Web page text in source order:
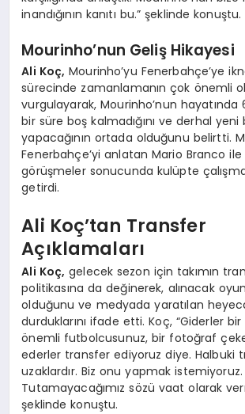
inandığının kanıtı bu.” şeklinde konuştu.
Mourinho’nun Geliş Hikayesi
Ali Koç, Mourinho’yu Fenerbahçe’ye
sürecinde zamanlamanın çok önemli
vurgulayarak, Mourinho’nun hayatında
bir süre boş kalmadığını ve derhal
yapacağının ortada olduğunu belirtti.
Fenerbahçe’yi anlatan Mario Branco ile
görüşmeler sonucunda kulüpte
getirdi.
Ali Koç’tan Transfer
Açıklamaları
Ali Koç, gelecek sezon için takımın
politikasına da değinerek, alınacak
olduğunu ve medyada yaratılan
durduklarını ifade etti. Koç, “Giderler
önemli futbolcusunuz, bir fotoğraf
ederler transfer ediyoruz diye. Halbuki
uzaklardır. Biz onu yapmak istemiyoruz.
Tutamayacağımız sözü vaat olarak
şeklinde konuştu.